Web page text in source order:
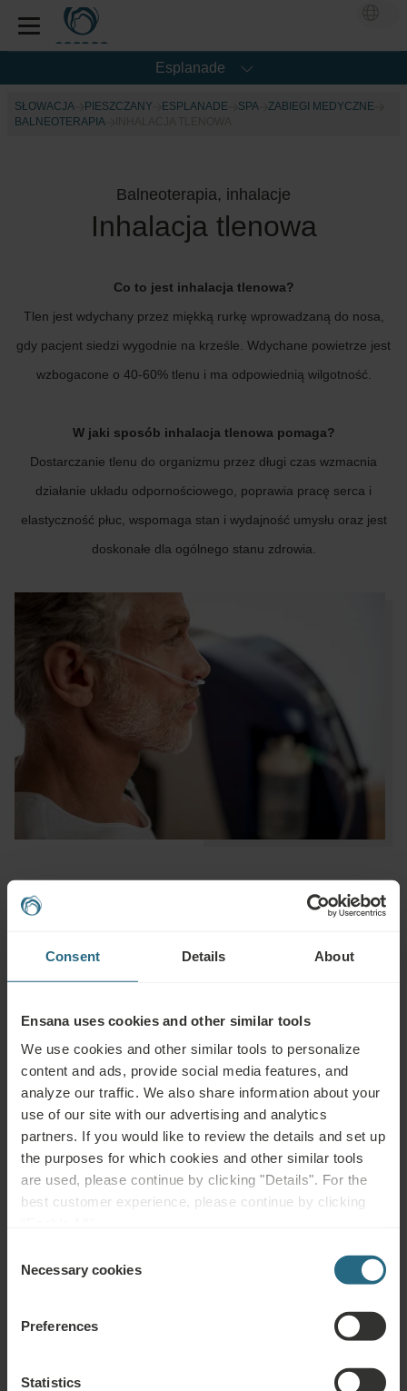
Consent Details About
Ensana uses cookies and other similar tools
We use cookies and other similar tools to personalize
content and ads, provide social media features, and
analyze our traffic. We also share information about your
use of our site with our advertising and analytics
partners. If you would like to review the details and set up
the purposes for which cookies and other similar tools
are used, please continue by clicking "Details". For the
best customer experience, please continue by clicking
Selection
Necessary cookies
Preferences
Statistics
Esplanade
SŁOWACJA PIESZCZANY ESPLANADE SPA
ZABIEGI MEDYCZNE
BALNEOTERAPIA
Balneoterapia, inhalacje
Inhalacja tlenowa
Co to jest inhalacja tlenowa?
Tlen jest wdychany przez miękką rurkę wprowadzaną do nosa,
gdy pacjent siedzi wygodnie na krześle. Wdychane powietrze jest
wzbogacone o 40-60% tlenu i ma odpowiednią wilgotność.
W jaki sposób inhalacja tlenowa pomaga?
Dostarczanie tlenu do organizmu przez długi czas wzmacnia
działanie układu odpornościowego, poprawia pracę serca i
elastyczność płuc, wspomaga stan i wydajność umysłu oraz jest
doskonałe dla ogólnego stanu zdrowia.
lojalnościowego można znaleźć tutaj.
ZADAJ PYTANIE
Rezerwacje
Tutaj możesz zarezerwować nasze najlepsze oferty. Jeśli chcesz dołączyć
do naszego programu lojalnościowego i otrzymać dodatkowe zniżki,
korzyści lub po prostu chcesz być na bieżąco ze wszystkimi nowościami,
najlepszą możliwą ofertę. Chętnie udzielimy dodatkowych informacji, których